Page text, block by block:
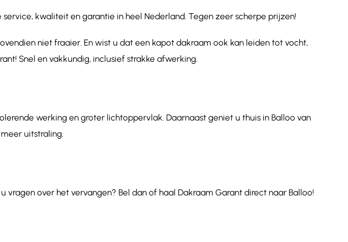
kwaliteit en garantie in heel Nederland. Tegen zeer scherpe prijzen!
niet fraaier. En wist u dat een kapot dakraam ook kan leiden tot vocht,
Snel en vakkundig, inclusief strakke afwerking.
werking en groter lichtoppervlak. Daarnaast geniet u thuis in Balloo van
uitstraling.
over het vervangen? Bel dan of haal Dakraam Garant direct naar Balloo!